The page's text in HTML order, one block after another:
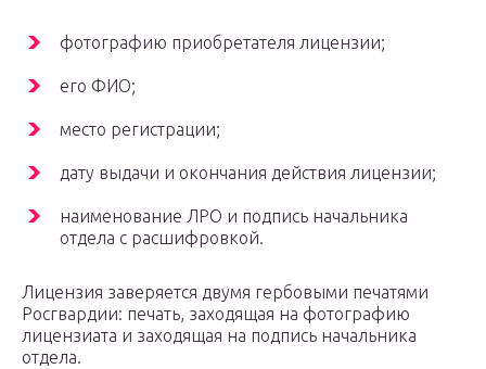
фотографию приобретателя лицензии;
его ФИО;
место регистрации;
дату выдачи и окончания действия лицензии;
наименование ЛРО и подпись начальника
отдела с расшифровкой.
Лицензия заверяется двумя гербовыми печатями
Росгвардии: печать, заходящая на фотографию
лицензиата и заходящая на подпись начальника
отдела.